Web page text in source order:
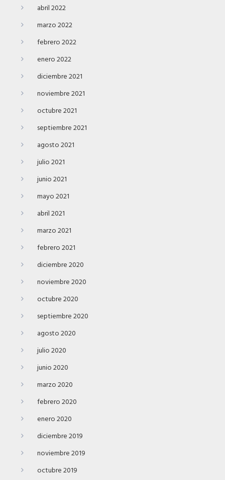
abril 2022
marzo 2022
febrero 2022
enero 2022
diciembre 2021
noviembre 2021
octubre 2021
septiembre 2021
agosto 2021
julio 2021
junio 2021
mayo 2021
abril 2021
marzo 2021
febrero 2021
diciembre 2020
noviembre 2020
octubre 2020
septiembre 2020
agosto 2020
julio 2020
junio 2020
marzo 2020
febrero 2020
enero 2020
diciembre 2019
noviembre 2019
octubre 2019